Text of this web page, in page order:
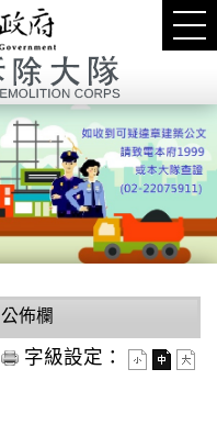
公佈欄
字級設定：